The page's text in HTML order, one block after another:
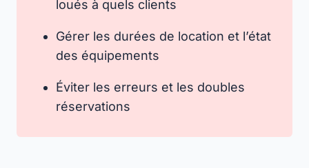
loués à quels clients
Gérer les durées de location et l’état
des équipements
Éviter les erreurs et les doubles
réservations